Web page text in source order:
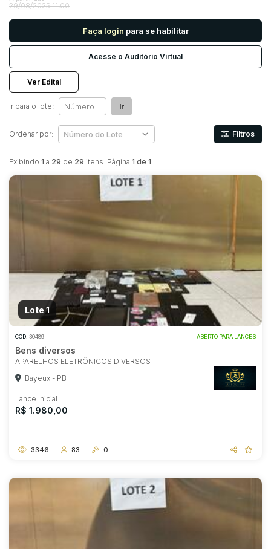
29/08/2025 11:00
Faça login para se habilitar
Acesse o Auditório Virtual
Ver Edital
Exibindo 1 a 29 de 29 itens. Página 1 de 1.
Ir para o lote: Ir
Ordenar por: Filtros
Lote 1
COD. 30489 ABERTO PARA LANCES
Bens diversos
APARELHOS ELETRÔNICOS DIVERSOS
Bayeux - PB
Lance Inicial
R$ 1.980,00
3346 83 0